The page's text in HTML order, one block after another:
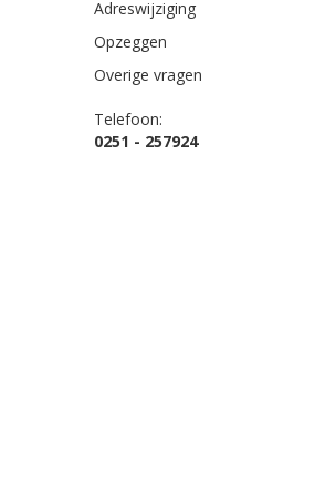
Adreswijziging
Opzeggen
Overige vragen
Telefoon:
0251 - 257924